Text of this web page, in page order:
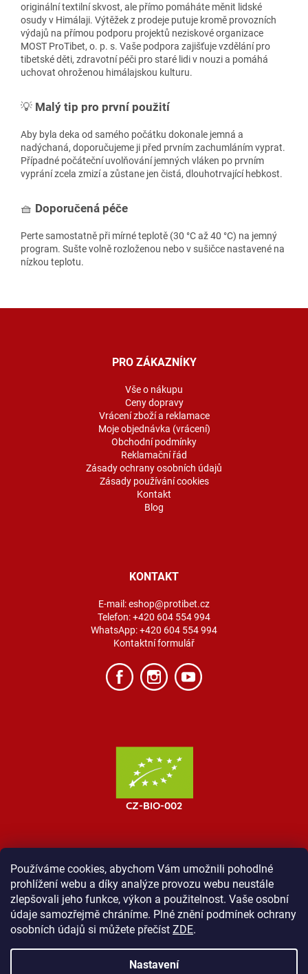
Používáme cookies, abychom Vám umožnili pohodlné
prohlížení webu a díky analýze provozu webu neustále
zlepšovali jeho funkce, výkon a použitelnost. Vaše osobní
údaje samozřejmě chráníme. Plné znění podmínek ochrany
osobních údajů si můžete přečíst ZDE.
Nastavení
originální textilní skvost, ale přímo pomáháte měnit lidské
osudy v Himálaji. Výtěžek z prodeje putuje kromě provozních
výdajů na přímou podporu projektů neziskové organizace
MOST ProTibet, o. p. s. Vaše podpora zajišťuje vzdělání pro
tibetské děti, zdravotní péči pro staré lidi v nouzi a pomáhá
uchovat ohroženou himálajskou kulturu.
💡 Malý tip pro první použití
Aby byla deka od samého počátku dokonale jemná a
nadýchaná, doporučujeme ji před prvním zachumláním vyprat.
Případné počáteční uvolňování jemných vláken po prvním
vyprání zcela zmizí a zůstane jen čistá, dlouhotrvající hebkost.
🧺 Doporučená péče
Perte samostatně při mírné teplotě (30 °C až 40 °C) na jemný
program. Sušte volně rozloženou nebo v sušičce nastavené na
nízkou teplotu.
PRO ZÁKAZNÍKY
Vše o nákupu
Ceny dopravy
Vrácení zboží a reklamace
Moje objednávka (vrácení)
Obchodní podmínky
Reklamační řád
Zásady ochrany osobních údajů
Zásady používání cookies
Kontakt
Blog
KONTAKT
E-mail:eshop@protibet.cz
Telefon:+420 604 554 994
WhatsApp:+420 604 554 994
Kontaktní formulář
MOST ProTibet Vše o nákupu
Obchodní podmínky
Zásady ochrany osobních údajů
Kontakt
Vytvořil Shoptet